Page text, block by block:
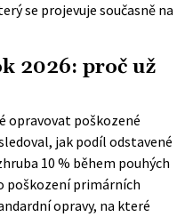
se projevuje současně na
2026: proč už
opravovat poškozené
jak podíl odstavené
10 % během pouhých
poškození primárních
opravy, na které